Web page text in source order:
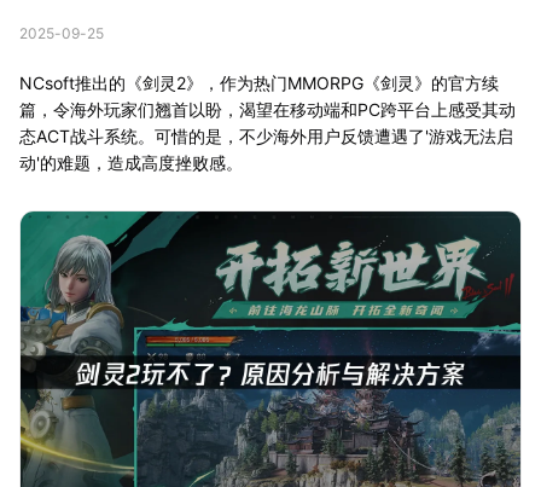
2025-09-25
NCsoft推出的《剑灵2》，作为热门MMORPG《剑灵》的官方续
篇，令海外玩家们翘首以盼，渴望在移动端和PC跨平台上感受其动
态ACT战斗系统。可惜的是，不少海外用户反馈遭遇了'游戏无法启
动'的难题，造成高度挫败感。